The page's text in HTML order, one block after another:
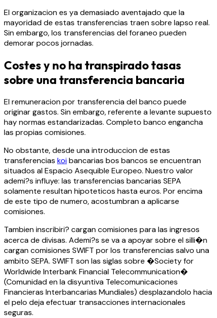
El organizacion es ya demasiado aventajado que la
mayoridad de estas transferencias traen sobre lapso real.
Sin embargo, los transferencias del foraneo pueden
demorar pocos jornadas.
Costes y no ha transpirado tasas
sobre una transferencia bancaria
El remuneracion por transferencia del banco puede
originar gastos. Sin embargo, referente a levante supuesto
hay normas estandarizadas. Completo banco engancha
las propias comisiones.
No obstante, desde una introduccion de estas
transferencias koibancarias bos bancos se encuentran
situados al Espacio Asequible Europeo. Nuestro valor
ademi?s influye: las transferencias bancarias SEPA
solamente resultan hipoteticos hasta euros. Por encima
de este tipo de numero, acostumbran a aplicarse
comisiones.
Tambien inscribiri? cargan comisiones para las ingresos
acerca de divisas. Ademi?s se va a apoyar sobre el silli�n
cargan comisiones SWIFT por los transferencias salvo una
ambito SEPA. SWIFT son las siglas sobre �Society for
Worldwide Interbank Financial Telecommunication�
(Comunidad en la disyuntiva Telecomunicaciones
Financieras Interbancarias Mundiales) desplazandolo hacia
el pelo deja efectuar transacciones internacionales
seguras.